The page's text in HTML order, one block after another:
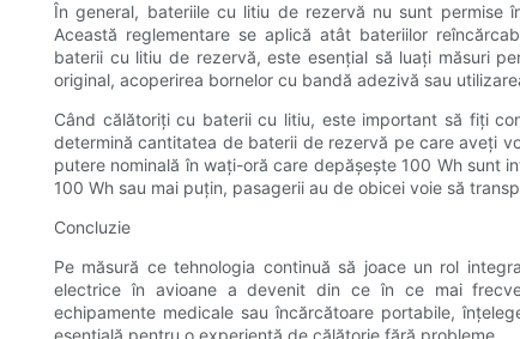
În general, bateriile cu litiu de rezervă nu sunt permise
Această reglementare se aplică atât bateriilor
baterii cu litiu de rezervă, este esențial să luați măsuri
original, acoperirea bornelor cu bandă adezivă sau
Când călătoriți cu baterii cu litiu, este important să fiți
determină cantitatea de baterii de rezervă pe care aveți
putere nominală în wați-oră care depășește 100 Wh sunt
100 Wh sau mai puțin, pasagerii au de obicei voie să
Concluzie
Pe măsură ce tehnologia continuă să joace un rol
electrice în avioane a devenit din ce în ce mai
echipamente medicale sau încărcătoare portabile,
esențială pentru o experiență de călătorie fără probleme.